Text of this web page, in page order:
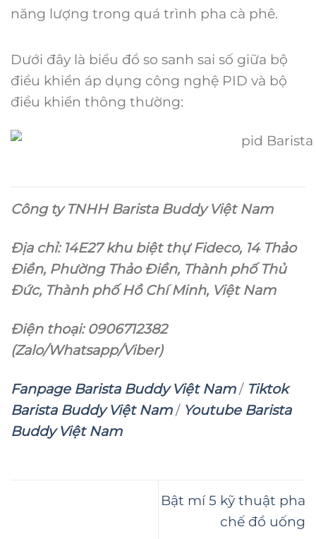
năng lượng trong quá trình pha cà phê.
Dưới đây là biểu đồ so sanh sai số giữa bộ
điều khiển áp dụng công nghệ PID và bộ
điều khiển thông thường:
Công ty TNHH Barista Buddy Việt Nam
Địa chỉ: 14E27 khu biệt thự Fideco, 14 Thảo
Điền, Phường Thảo Điền, Thành phố Thủ
Đức, Thành phố Hồ Chí Minh, Việt Nam
Điện thoại: 0906712382
(Zalo/Whatsapp/Viber)
Fanpage Barista Buddy Việt Nam/ Tiktok
Barista Buddy Việt Nam/ Youtube Barista
Buddy Việt Nam
Bật mí 5 kỹ thuật pha
chế đồ uống